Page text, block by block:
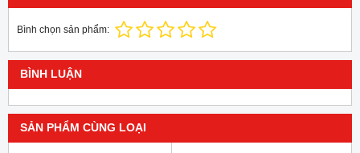
Bình chọn sản phẩm:
BÌNH LUẬN
SẢN PHẨM CÙNG LOẠI